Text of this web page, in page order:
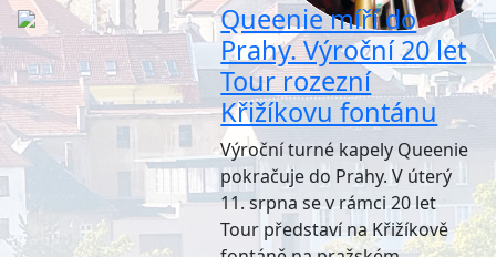
Queenie míří do
Prahy. Výroční 20 let
Tour rozezní
Křižíkovu fontánu
Výroční turné kapely Queenie
pokračuje do Prahy. V úterý
11. srpna se v rámci 20 let
Tour představí na Křižíkově